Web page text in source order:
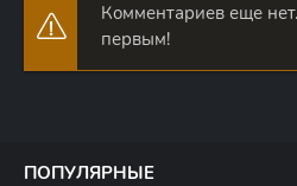
Комментариев еще
первым!
ПОПУЛЯРНЫЕ